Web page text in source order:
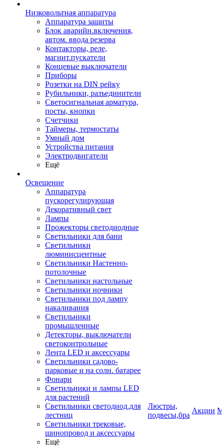
Низковольтная аппаратура
Аппаратура защиты
Блок аварийн.включения,
автом. ввода резерва
Контакторы, реле,
магнит.пускатели
Концевые выключатели
Приборы
Розетки на DIN рейку
Рубильники, разъединители
Светосигнальная арматура,
посты, кнопки
Счетчики
Таймеры, термостаты
Умный дом
Устройства питания
Электродвигатели
Ещё
Освещение
Аппаратура
пускорегулирующая
Декоративный свет
Лампы
Прожекторы светодиодные
Светильники для бани
Светильники
люминисцентные
Светильники Настенно-
потолочные
Светильники настольные
Светильники ночники
Светильники под лампу
накаливания
Светильники
промышленные
Детекторы, выключатели
светоконтрольные
Лента LED и аксессуары
Светильники садово-
парковые и на солн. батарее
Фонари
Светильники и лампы LED
для растений
Светильники светодиод.для
лестниц
Светильники трековые,
шинопровод и аксессуары
Ещё
Люстры,
подвесы,бра
Акции